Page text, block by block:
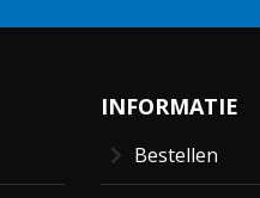
INFORMATIE
Bestellen